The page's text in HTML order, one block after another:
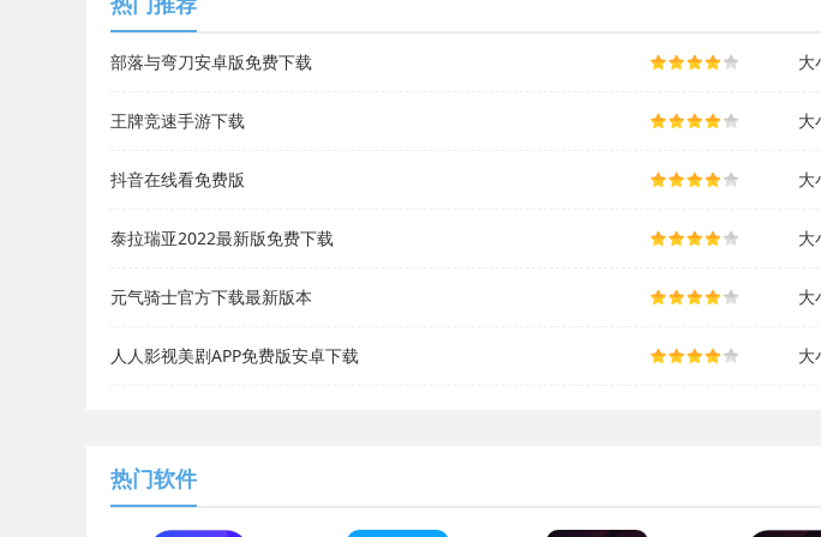
部落与弯刀安卓版免费下载 大
王牌竞速手游下载 大
抖音在线看免费版 大
泰拉瑞亚2022最新版免费下载 大
元气骑士官方下载最新版本 大
人人影视美剧APP免费版安卓下载 大
热门软件